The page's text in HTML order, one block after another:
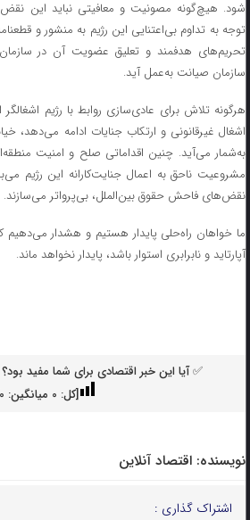
شود. هیچ‌گونه مصونیت و معافیتی نباید این
توجه به تداوم بی‌اعتنایی این رژیم به منشور و
تحریم‌های هدفمند و تعلیق عضویت آن در سازمان
سازمان صیانت به‌عمل آید.
هرگونه تلاش برای عادی‌سازی روابط با رژیم اشغالگر
اشغال غیرقانونی و ارتکاب جنایات ادامه می‌دهد،
به‌شمار می‌آید. چنین اقداماتی صلح و امنیت
مشروعیت ناحق به اعمال جنایت‌کارانه این رژیم
نقض‌های فاحش حقوق بین‌الملل، بی‌پرواتر می‌سازند.
ما خواهان راه‌حلی پایدار هستیم و هشدار می‌دهیم
آپارتاید و نابرابری استوار باشد، پایدار نخواهد ماند.
✅ آیا این خبر اقتصادی برای شما مفید بود؟
[کل: 0میانگین: 0
]
نویسنده: اقتصاد آنلاین
اشتراک گذاری :